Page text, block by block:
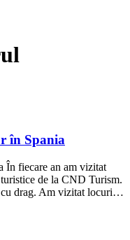
în Spania
În fiecare an am vizitat
de la CND Turism.
cu drag. Am vizitat locuri…